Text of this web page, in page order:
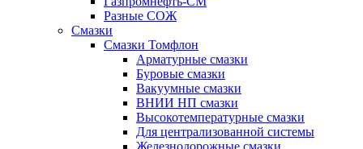
Разные СОЖ
Смазки
Смазки Томфлон
Арматурные смазки
Буровые смазки
Вакуумные смазки
ВНИИ НП смазки
Высокотемпературные смазки
Для централизованной системы
Железнодорожные смазки